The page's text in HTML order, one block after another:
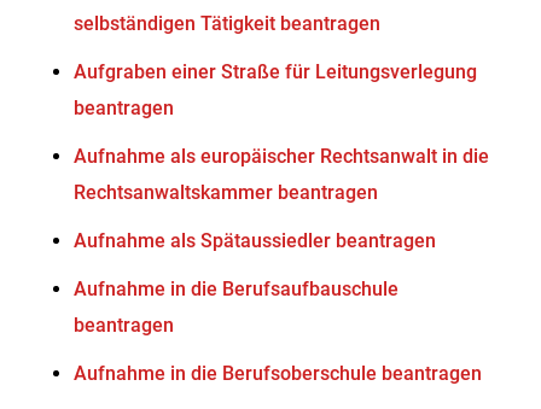
selbständigen Tätigkeit beantragen
Aufgraben einer Straße für Leitungsverlegung
beantragen
Aufnahme als europäischer Rechtsanwalt in die
Rechtsanwaltskammer beantragen
Aufnahme als Spätaussiedler beantragen
Aufnahme in die Berufsaufbauschule
beantragen
Aufnahme in die Berufsoberschule beantragen